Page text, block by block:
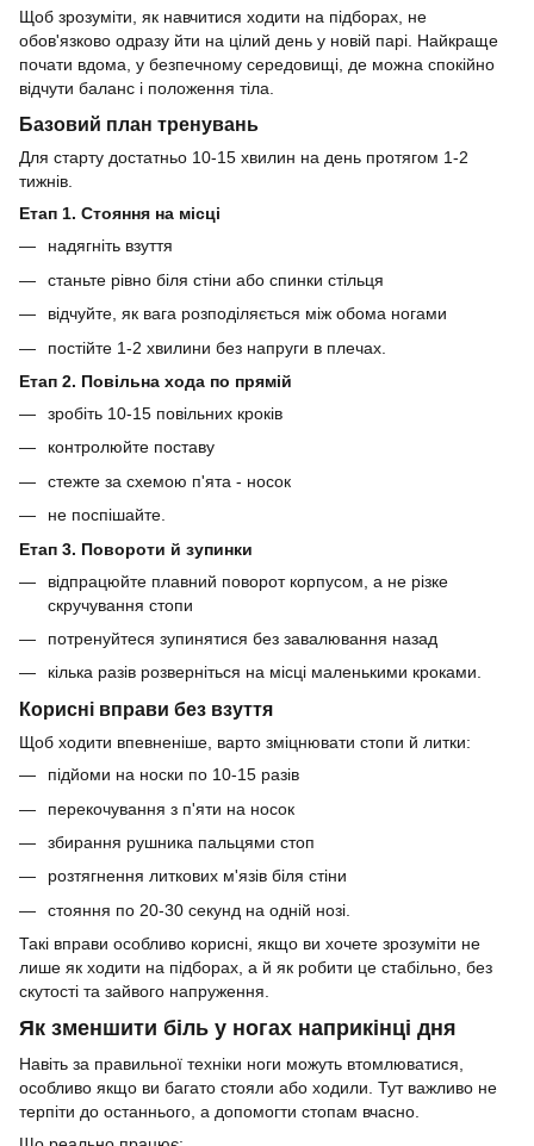
Щоб зрозуміти, як навчитися ходити на підборах, не
обов'язково одразу йти на цілий день у новій парі. Найкраще
почати вдома, у безпечному середовищі, де можна спокійно
відчути баланс і положення тіла.
Базовий план тренувань
Для старту достатньо 10-15 хвилин на день протягом 1-2
тижнів.
Етап 1. Стояння на місці
надягніть взуття
станьте рівно біля стіни або спинки стільця
відчуйте, як вага розподіляється між обома ногами
постійте 1-2 хвилини без напруги в плечах.
Етап 2. Повільна хода по прямій
зробіть 10-15 повільних кроків
контролюйте поставу
стежте за схемою п'ята - носок
не поспішайте.
Етап 3. Повороти й зупинки
відпрацюйте плавний поворот корпусом, а не різке
скручування стопи
потренуйтеся зупинятися без завалювання назад
кілька разів розверніться на місці маленькими кроками.
Корисні вправи без взуття
Щоб ходити впевненіше, варто зміцнювати стопи й литки:
підйоми на носки по 10-15 разів
перекочування з п'яти на носок
збирання рушника пальцями стоп
розтягнення литкових м'язів біля стіни
стояння по 20-30 секунд на одній нозі.
Такі вправи особливо корисні, якщо ви хочете зрозуміти не
лише як ходити на підборах, а й як робити це стабільно, без
скутості та зайвого напруження.
Як зменшити біль у ногах наприкінці дня
Навіть за правильної техніки ноги можуть втомлюватися,
особливо якщо ви багато стояли або ходили. Тут важливо не
терпіти до останнього, а допомогти стопам вчасно.